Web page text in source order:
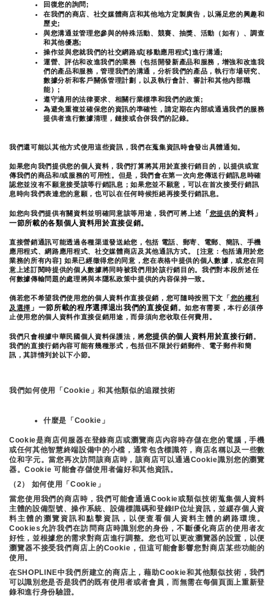
回復您的詢問;
在我們的商店、社交媒體商店和其他地方定製廣告，以滿足您的興趣和
歷史;
與您溝通並管理您參與的特殊活動、競賽、抽獎、活動（如有）、調查
和其他優惠;
操作並與您就我們的社交網路或[移動應用程式]進行溝通;
運營、評估和改進我們的業務（包括開發新產品和服務，增強和改進我
們的產品和服務，管理我們的溝通，分析我們的產品，執行市場研究、
數據分析和客戶關係管理計劃，以及執行會計、審計和其他內部職
能）;
遵守適用的法律要求、相關行業標準和我們的政策;
為避免重複並確保您的資訊的準確性，請定期在內部或通過我們的服務
提供者進行數據清理，鏈接或合併我們的記錄。
我們還可能以其他方式使用這些資訊，我們在蒐集資訊時會發出具體通知。
如果您向我們提供您的個人資料，我們打算將其用於直接行銷目的，以提供或宣
傳我們的商品和/或服務的可用性。但是，我們會在第一次向您傳送行銷訊息時確
認您並沒有不願意接受該等行銷訊息；如果您並不願意，可以在首次接受行銷訊
息時向我們表達您的意願，也可以在任何時候拒絕再接受行銷訊息。
如您向我們提供有關資料並明確同意該等用途，我們可將上述 「 您提供的資料」
一節所載的各類個人資料用於直接促銷。
直接營銷通訊可能透過各種渠道發送給您，包括 電話、郵寄、電郵、簡訊、手機
應用程式、網路應用程式、社交媒體商店及其他通訊方式。 [注意：包括適用於您
業務的所有內容] 如果已經徵得您的同意，您在表格中提供的個人數據，或您在同
意上述訂閱時提供的個人數據將同時被我們用於該行銷目的。我們對本段所述任
何數據傳輸問題的處理將與本隱私政策中提供的內容保持一致。
倘若您不希望我們使用您的個人資料作直接促銷，您可隨時按照下文「您的權利
及選擇 」一節所載的程序選擇退出我們的直接促銷。如您有需要，本行必須停
止使用您的個人資料作直接促銷用途，而毋須向您收取任何費用。
我們只會根據中華民國個人資料保護法，將您提供的個人資料用於直接行銷。
我們的直接行銷內容可能有幾種形式，包括但不限於行銷郵件、電子郵件和簡
訊，其詳情列於以下小節。
我們如何使用「Cookie」和其他類似的追蹤技術
什麼是「Cookie」
Cookie是商店伺服器在登錄商店或瀏覽商店內容時存儲在您的電腦，手機
或任何其他智慧終端設備中的小檔，通常包含標識符，商店名稱以及一些數
位和字元。當您再次訪問該商店時，該商店可以通過Cookie識別您的瀏覽
器。Cookie 可能會存儲使用者偏好和其他資訊。
（2） 如何使用「Cookie」
當您使用我們的商店時，我們可能會通過Cookie或類似技術蒐集個人資料
主體的設備型號、操作系統、設備標識碼和登錄IP位址資訊，並緩存個人資
料主體的瀏覽資訊和點擊資訊，以便查看個人資料主體的網路環境。
Cookies允許我們在訪問商店時識別您的身份，不斷優化商店的使用者友
好性，並根據您的需求對商店進行調整。您也可以更改瀏覽器的設置，以便
瀏覽器不接受我們商店上的Cookie，但這可能會影響您對商店某些功能的
使用。
在SHOPLINE中我們所建立的商店上，藉助Cookie和其他類似技術，我們
可以識別您是否是我們的既有使用者或者會員，而無需在每個頁面上重新登
錄和進行身份驗證。